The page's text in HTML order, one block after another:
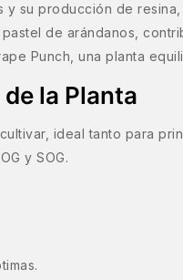
su producción de
de arándanos,
Punch, una planta
la Planta
ideal tanto para
y SOG.